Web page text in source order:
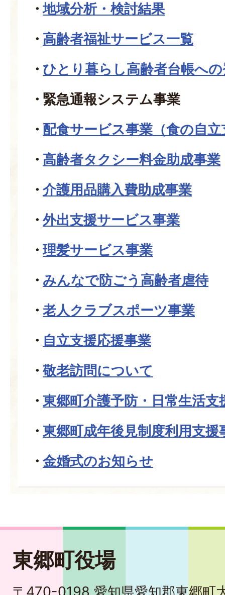
地域分析・検討結果
高齢者福祉サービス一覧
ひとり暮らし高齢者台帳へ
緊急通報システム事業
配食サービス事業（食の自
高齢者タクシー料金助成事業
介護用品購入費助成事業
外出支援サービス事業
理髪サービス事業
みんなで防ごう高齢者虐待
老人クラブスポーツ事業
自立支援応援事業
敬老訪問について
東郷町介護予防・日常生活支
東郷町成年後見制度利用支
金婚式のお知らせ
東郷町役場